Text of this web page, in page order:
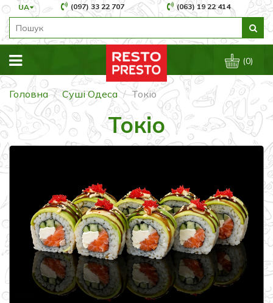
UA (097) 33 22 707 (063) 19 22 414
(0)
Головна Суші Одеса Токіо
Токіо